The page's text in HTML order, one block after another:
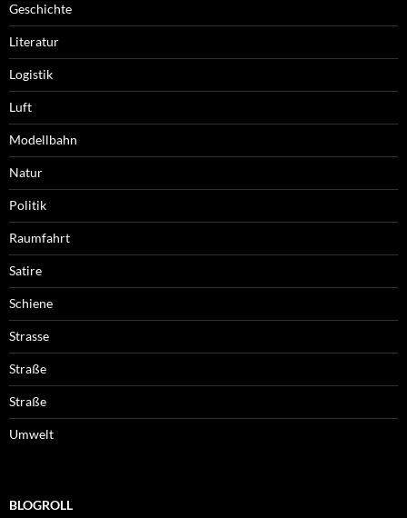
Geschichte
Literatur
Logistik
Luft
Modellbahn
Natur
Politik
Raumfahrt
Satire
Schiene
Strasse
Straße
Straße
Umwelt
BLOGROLL